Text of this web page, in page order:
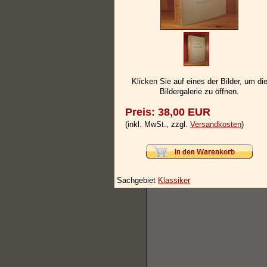
Klicken Sie auf eines der Bilder, um die
Bildergalerie zu öffnen.
Preis: 38,00 EUR
(inkl. MwSt., zzgl. Versandkosten)
Sachgebiet Klassiker